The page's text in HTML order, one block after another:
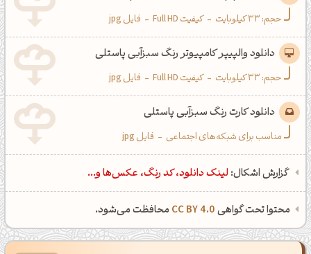
حجم: 33 کیلوبایت - کیفیت Full HD - فایل jpg
دانلود والپیپر کامپیوتر رنگ سبزآبی پاستلی
حجم: 33 کیلوبایت - کیفیت Full HD - فایل jpg
دانلود کارت رنگ سبزآبی پاستلی
مناسب برای شبکه‌های اجتماعی - فایل jpg
گزارش اشکال: لینک دانلود، کد رنگ، عکس‌ها و...
محتوا تحت گواهیCC BY 4.0 محافظت می‌شود.